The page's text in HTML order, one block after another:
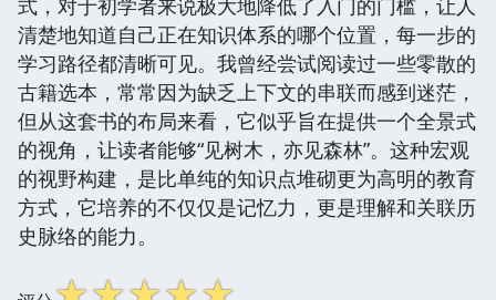
式，对于初学者来说极大地降低了入门的门槛，让人
清楚地知道自己正在知识体系的哪个位置，每一步的
学习路径都清晰可见。我曾经尝试阅读过一些零散的
古籍选本，常常因为缺乏上下文的串联而感到迷茫，
但从这套书的布局来看，它似乎旨在提供一个全景式
的视角，让读者能够“见树木，亦见森林”。这种宏观
的视野构建，是比单纯的知识点堆砌更为高明的教育
方式，它培养的不仅仅是记忆力，更是理解和关联历
史脉络的能力。